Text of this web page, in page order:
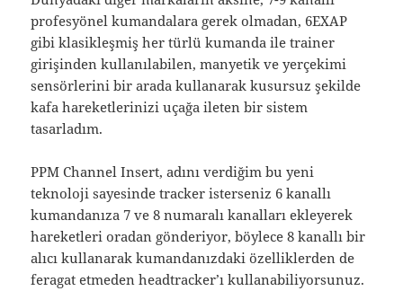
profesyönel kumandalara gerek olmadan, 6EXAP
gibi klasikleşmiş her türlü kumanda ile trainer
girişinden kullanılabilen, manyetik ve yerçekimi
sensörlerini bir arada kullanarak kusursuz şekilde
kafa hareketlerinizi uçağa ileten bir sistem
tasarladım.
PPM Channel Insert, adını verdiğim bu yeni
teknoloji sayesinde tracker isterseniz 6 kanallı
kumandanıza 7 ve 8 numaralı kanalları ekleyerek
hareketleri oradan gönderiyor, böylece 8 kanallı bir
alıcı kullanarak kumandanızdaki özelliklerden de
feragat etmeden headtracker’ı kullanabiliyorsunuz.